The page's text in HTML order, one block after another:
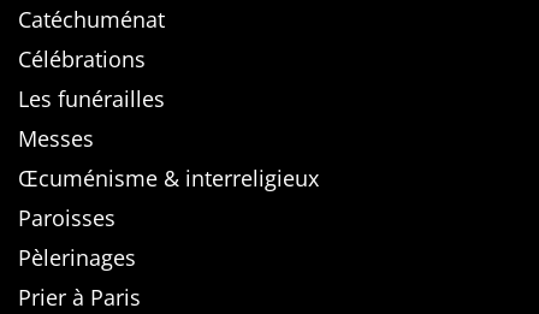
Catéchuménat
Célébrations
Les funérailles
Messes
Œcuménisme & interreligieux
Paroisses
Pèlerinages
Prier à Paris